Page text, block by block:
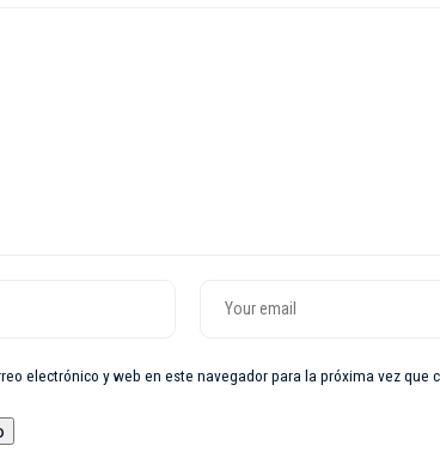
electrónico y web en este navegador para la próxima vez que